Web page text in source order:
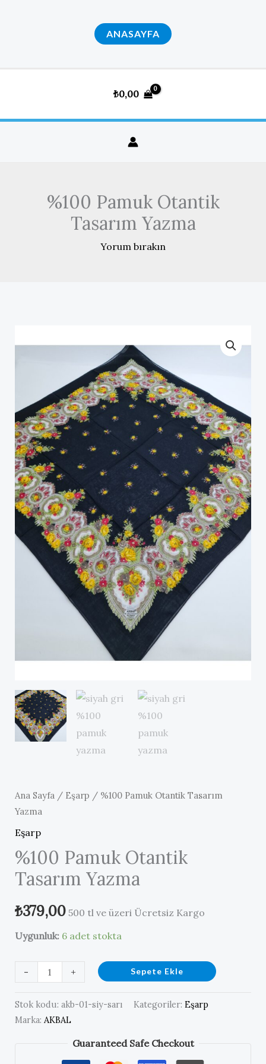
ANASAYFA
₺0,00
%100 Pamuk Otantik
Tasarım Yazma
Yorum bırakın
Ana Sayfa / Eşarp / %100 Pamuk Otantik Tasarım
Yazma
Eşarp
%100 Pamuk Otantik
Tasarım Yazma
₺379,00 500 tl ve üzeri Ücretsiz Kargo
Uygunluk: 6 adet stokta
-
%100
Otantik
Tasarım
+ Sepete Ekle
Stok kodu: akb-01-siy-sarı Kategoriler: Eşarp
Marka: AKBAL
Guaranteed Safe Checkout